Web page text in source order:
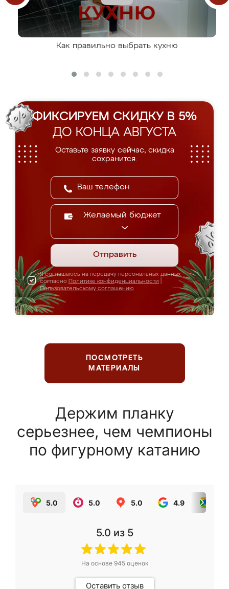
Как правильно выбрать кухню
ФИКСИРУЕМ СКИДКУ В 5%
ДО КОНЦА АВГУСТА
Оставьте заявку сейчас, скидка
сохранится.
Желаемый бюджет
Отправить
Я соглашаюсь на передачу персональных данных
согласно Политике конфиденциальности
Пользовательскому соглашению
ПОСМОТРЕТЬ
МАТЕРИАЛЫ
Держим планку
серьезнее, чем чемпионы
по фигурному катанию
5.0 5.0 5.0 4.9
5.0 из 5
На основе 945оценок
Оставить отзыв